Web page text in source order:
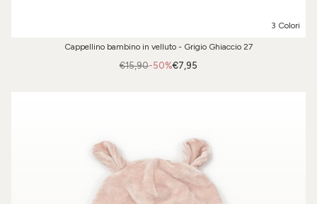
3 Colori
Cappellino bambino in velluto - Grigio Ghiaccio 27
-50%
€15,90 €7,95